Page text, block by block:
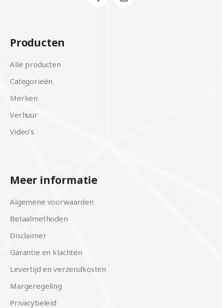
Producten
Alle producten
Categorieën
Merken
Verhuur
Video's
Meer informatie
Algemene voorwaarden
Betaalmethoden
Disclaimer
Garantie en klachten
Levertijd en verzendkosten
Margeregeling
Privacybeleid